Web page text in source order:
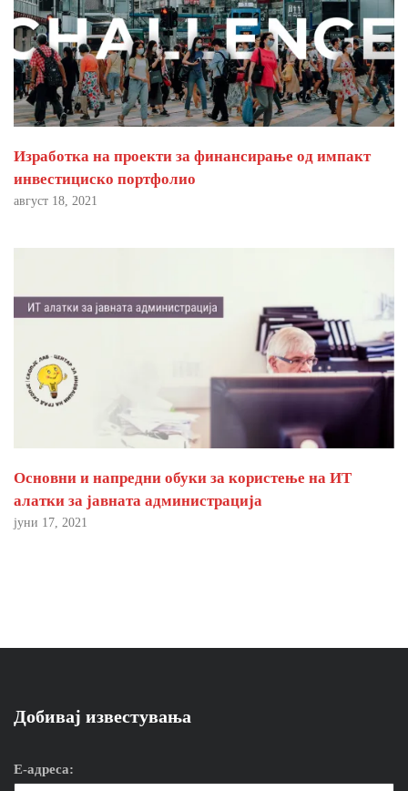
Изработка на проекти за финансирање од импакт
инвестициско портфолио
август 18, 2021
Основни и напредни обуки за користење на ИТ
алатки за јавната администрација
јуни 17, 2021
Добивај известувања
Е-адреса: